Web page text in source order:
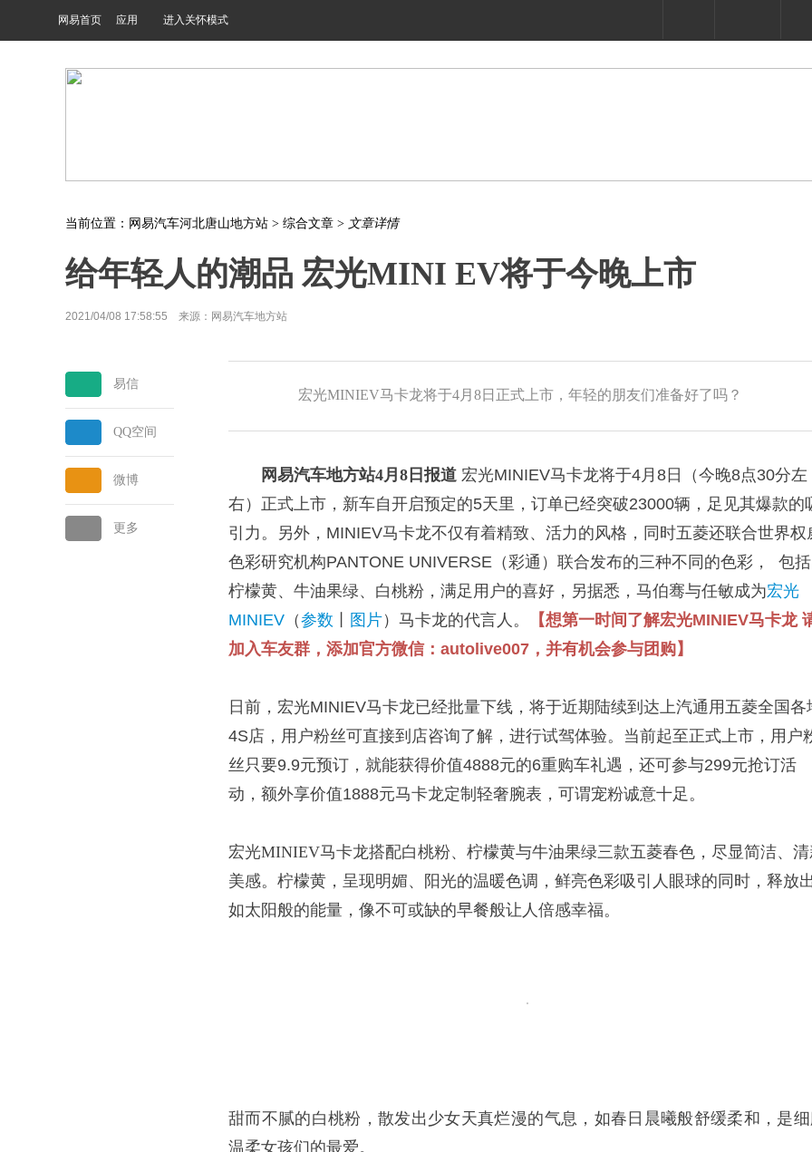
网易首页 应用 进入关怀模式
当前位置： 网易汽车河北唐山地方站 > 综合文章 > 文章详情
给年轻人的潮品 宏光MINI EV将于今晚上市
2021/04/08 17:58:55 来源：网易汽车地方站
易信
QQ空间
微博
更多
宏光MINIEV马卡龙将于4月8日正式上市，年轻的朋友们准备好了吗？
网易汽车地方站4月8日报道 宏光MINIEV马卡龙将于4月8日（今晚8点30分左
右）正式上市，新车自开启预定的5天里，订单已经突破23000辆，足见其爆款的
引力。另外，MINIEV马卡龙不仅有着精致、活力的风格，同时五菱还联合世界权
色彩研究机构PANTONE UNIVERSE（彩通）联合发布的三种不同的色彩， 包括
柠檬黄、牛油果绿、白桃粉，满足用户的喜好，另据悉，马伯骞与任敏成为宏光
MINIEV （参数 图片）马卡龙的代言人。 【想第一时间了解宏光MINIEV马卡龙
加入车友群，添加官方微信：autolive007，并有机会参与团购】
日前，宏光MINIEV马卡龙已经批量下线，将于近期陆续到达上汽通用五菱全国各
4S店，用户粉丝可直接到店咨询了解，进行试驾体验。当前起至正式上市，用户
丝只要9.9元预订，就能获得价值4888元的6重购车礼遇，还可参与299元抢订活
动，额外享价值1888元马卡龙定制轻奢腕表，可谓宠粉诚意十足。
宏光MINIEV马卡龙搭配白桃粉、柠檬黄与牛油果绿三款五菱春色，尽显简洁、
美感。柠檬黄，呈现明媚、阳光的温暖色调，鲜亮色彩吸引人眼球的同时，释放
如太阳般的能量，像不可或缺的早餐般让人倍感幸福。
甜而不腻的白桃粉，散发出少女天真烂漫的气息，如春日晨曦般舒缓柔和，是
温柔女孩们的最爱。